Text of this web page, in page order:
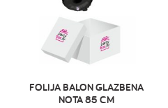
FOLIJA BALON GLAZBENA
NOTA 85 CM